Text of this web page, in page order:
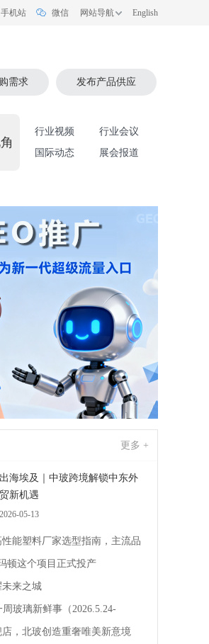
手机站 微信 网站导航 English
需求 发布产品供应
行业视频
行业会议
国际动态
展会报道
更多 +
出海埃及｜中玻跨境解锁中东外
贸新机遇
2026-05-13
能塑料厂家选型指南，主流品
顿这个项目正式投产
来之城
玻璃新鲜事（2026.5.24-
，北玻创造重奢唯美新意境